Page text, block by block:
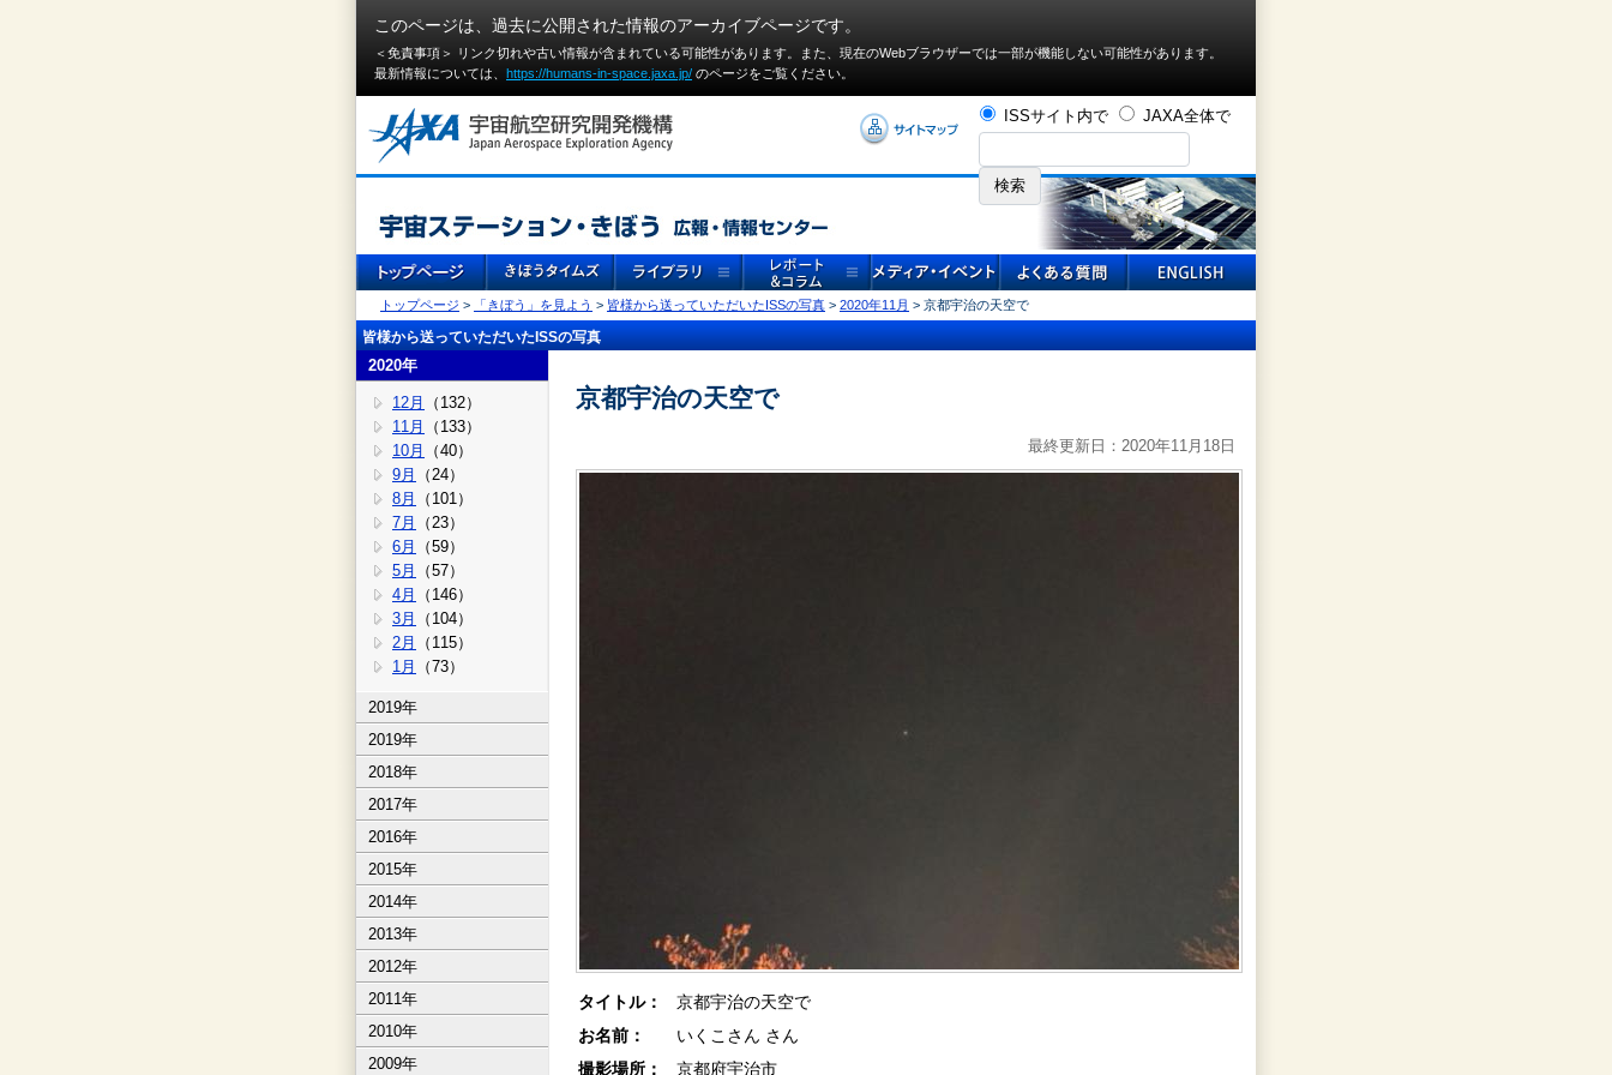
このページは、過去に公開された情報のアーカイブページです。
＜免責事項＞ リンク切れや古い情報が含まれている可能性があります。また、現在のWebブラウザーでは⼀部が機能しない可能性があります。
最新情報については、 https://humans-in-space.jaxa.jp/ のページをご覧ください。
ISSサイト内で JAXA全体で
トップページ > 「きぼう」を見よう > 皆様から送っていただいたISSの写真 > 2020年11月 > 京都宇治の天空で
皆様から送っていただいたISSの写真
2020年
12月
（132）
11月
（133）
10月
（40）
9月
（24）
8月
（101）
7月
（23）
6月
（59）
5月
（57）
4月
（146）
3月
（104）
2月
（115）
1月
（73）
2019年
2019年
2018年
2017年
2016年
2015年
2014年
2013年
2012年
2011年
2010年
2009年
京都宇治の天空で
最終更新日：2020年11月18日
タイトル：
京都宇治の天空で
お名前：
いくこさん さん
撮影場所：
京都府宇治市